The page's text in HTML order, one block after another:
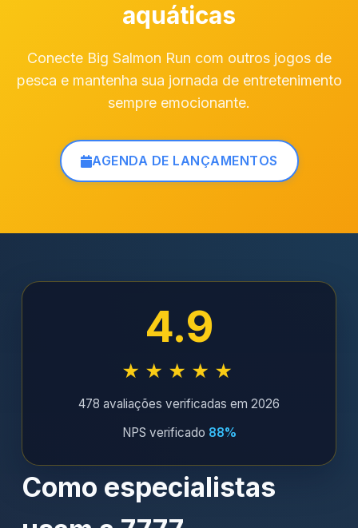
aquáticas
Conecte Big Salmon Run com outros jogos de
pesca e mantenha sua jornada de entretenimento
sempre emocionante.
AGENDA DE LANÇAMENTOS
4.9
★★★★★
478 avaliações verificadas em 2026
NPS verificado 88%
Como especialistas